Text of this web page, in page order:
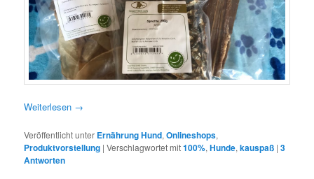
Weiterlesen →
Veröffentlicht unter Ernährung Hund,Onlineshops,
Produktvorstellung |Verschlagwortet mit100%,Hunde,kauspaß |3
Antworten